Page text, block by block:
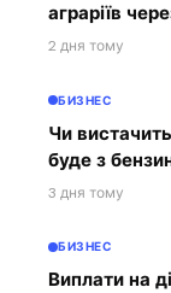
аграріїв
2 дня тому
БИЗНЕС
Чи
буде з
3 дня тому
БИЗНЕС
Виплати на